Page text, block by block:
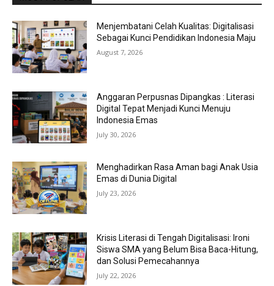
Menjembatani Celah Kualitas: Digitalisasi
Sebagai Kunci Pendidikan Indonesia Maju
August 7, 2026
Anggaran Perpusnas Dipangkas : Literasi
Digital Tepat Menjadi Kunci Menuju
Indonesia Emas
July 30, 2026
Menghadirkan Rasa Aman bagi Anak Usia
Emas di Dunia Digital
July 23, 2026
Krisis Literasi di Tengah Digitalisasi: Ironi
Siswa SMA yang Belum Bisa Baca-Hitung,
dan Solusi Pemecahannya
July 22, 2026